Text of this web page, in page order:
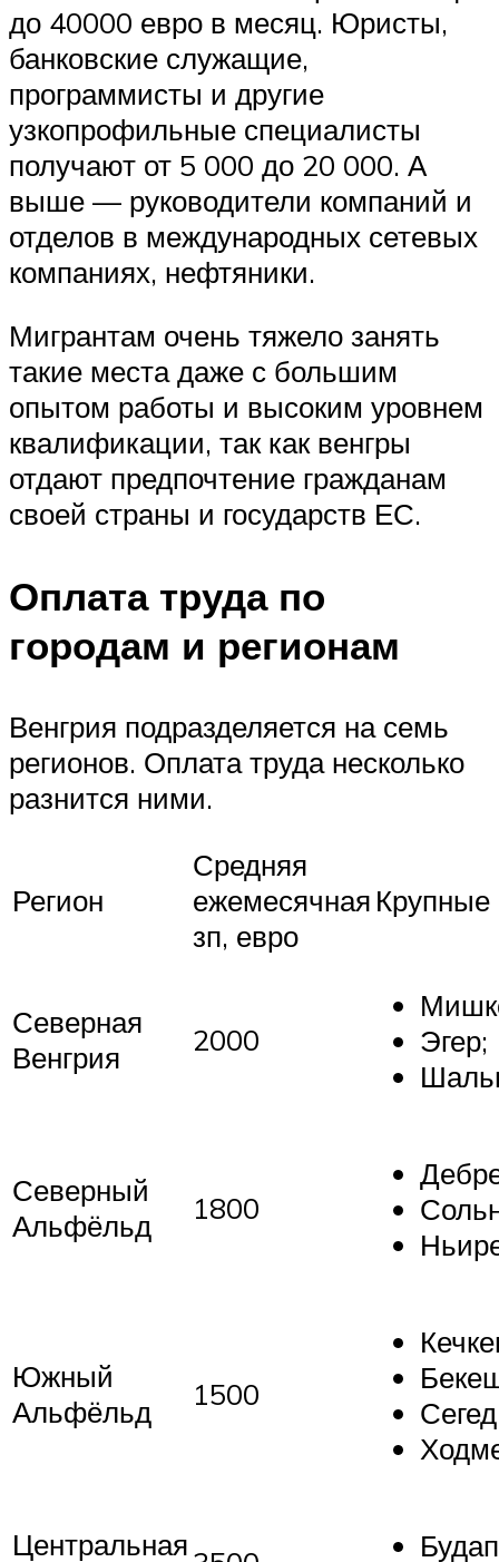
до 40000 евро в месяц. Юристы,
банковские служащие,
программисты и другие
узкопрофильные специалисты
получают от 5 000 до 20 000. А
выше — руководители компаний и
отделов в международных сетевых
компаниях, нефтяники.
Мигрантам очень тяжело занять
такие места даже с большим
опытом работы и высоким уровнем
квалификации, так как венгры
отдают предпочтение гражданам
своей страны и государств ЕС.
Оплата труда по
городам и регионам
Венгрия подразделяется на семь
регионов. Оплата труда несколько
разнится ними.
Регион
Средняя
ежемесячная
зп, евро
Крупные
Северная
Венгрия
2000
Эгер;
Северный
Альфёльд
1800
Южный
Альфёльд
1500
Центральная